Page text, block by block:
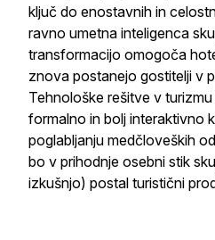
ključ do enostavnih in
ravno umetna inteligenca
transformacijo omogoča
znova postanejo gostitelji v
Tehnološke rešitve v
formalno in bolj interaktivno
poglabljanju medčloveških
bo v prihodnje osebni stik
izkušnjo) postal turistični